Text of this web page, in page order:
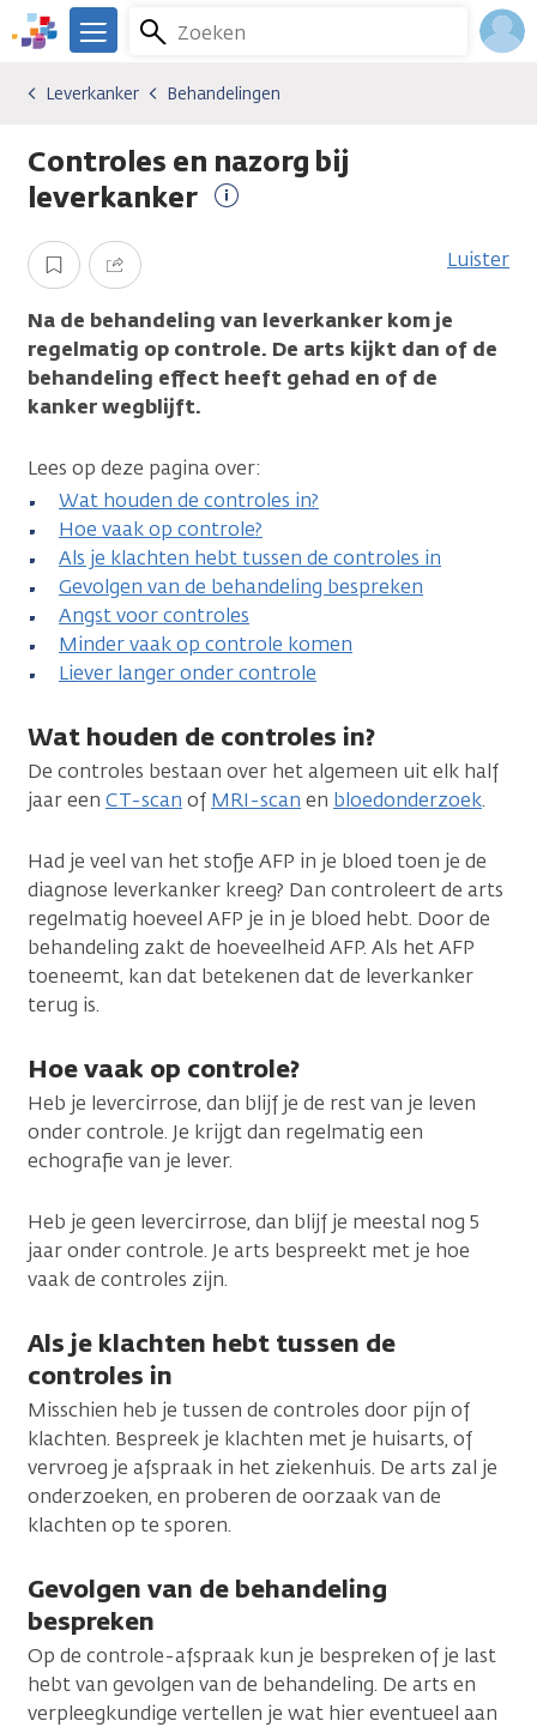
Overslaan
en
gaan
We
er
je.
Kanker.nl
Zoeken
Menu
Kankersoorten
Leverkanker
Behandelingen
Leverkanker Behandelingen
Controles en nazorg bij
leverkanker
Opslaan Delen Luister
Na de behandeling van leverkanker kom je
regelmatig op controle. De arts kijkt dan of de
behandeling effect heeft gehad en of de
kanker wegblijft.
Lees op deze pagina over:
Wat houden de controles in?
Hoe vaak op controle?
Als je klachten hebt tussen de controles in
Gevolgen van de behandeling bespreken
Angst voor controles
Minder vaak op controle komen
Liever langer onder controle
Wat houden de controles in?
De controles bestaan over het algemeen uit elk half
jaar een CT-scan of MRI-scan en bloedonderzoek.
Had je veel van het stofje AFP in je bloed toen je de
diagnose leverkanker kreeg? Dan controleert de arts
regelmatig hoeveel AFP je in je bloed hebt. Door de
behandeling zakt de hoeveelheid AFP. Als het AFP
toeneemt, kan dat betekenen dat de leverkanker
terug is.
Hoe vaak op controle?
Heb je levercirrose, dan blijf je de rest van je leven
onder controle. Je krijgt dan regelmatig een
echografie van je lever.
Heb je geen levercirrose, dan blijf je meestal nog 5
jaar onder controle. Je arts bespreekt met je hoe
vaak de controles zijn.
Als je klachten hebt tussen de
controles in
Misschien heb je tussen de controles door pijn of
klachten. Bespreek je klachten met je huisarts, of
vervroeg je afspraak in het ziekenhuis. De arts zal je
onderzoeken, en proberen de oorzaak van de
klachten op te sporen.
Gevolgen van de behandeling
bespreken
Op de controle-afspraak kun je bespreken of je last
hebt van gevolgen van de behandeling. De arts en
verpleegkundige vertellen je wat hier eventueel aan